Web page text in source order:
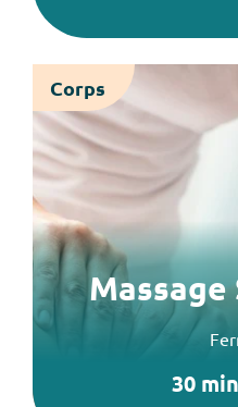
Corps
30 min